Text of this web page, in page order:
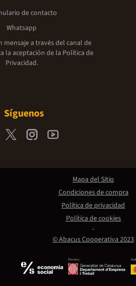
de contacto
Whatsapp
mensaje a través del canal de
la aceptación de la Política de
Privacidad.
Síguenos
Promou:
© Abacus Cooperativa 2023
Mapa del Sitio
Condiciones de compra
Política de privacidad
Política de cookies